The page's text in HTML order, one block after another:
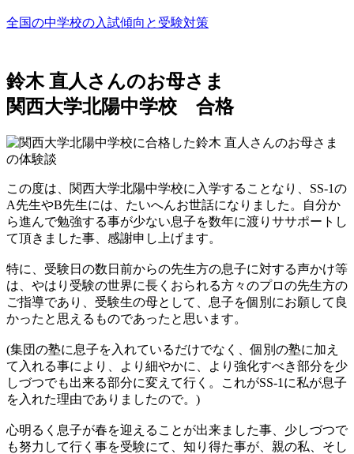
全国の中学校の入試傾向と受験対策
鈴木 直人さんのお母さま
関西大学北陽中学校 合格
この度は、関西大学北陽中学校に入学することなり、SS-1の
A先生やB先生には、たいへんお世話になりました。自分か
ら進んで勉強する事が少ない息子を数年に渡りササポートし
て頂きました事、感謝申し上げます。
特に、受験日の数日前からの先生方の息子に対する声かけ等
は、やはり受験の世界に長くおられる方々のプロの先生方の
ご指導であり、受験生の母として、息子を個別にお願して良
かったと思えるものであったと思います。
(集団の塾に息子を入れているだけでなく、個別の塾に加え
て入れる事により、より細やかに、より強化すべき部分を少
しづつでも出来る部分に変えて行く。これがSS-1に私が息子
を入れた理由でありましたので。)
心明るく息子が春を迎えることが出来ました事、少しづつで
も努力して行く事を受験にて、知り得た事が、親の私、そし